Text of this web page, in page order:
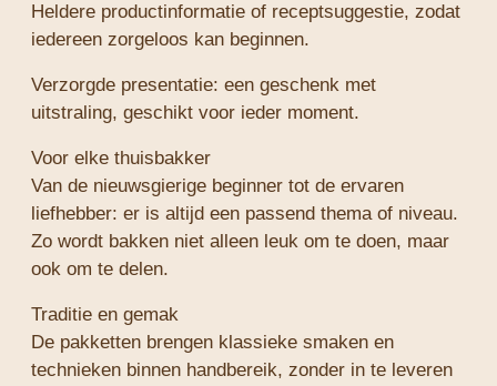
Heldere productinformatie of receptsuggestie, zodat
iedereen zorgeloos kan beginnen.
Verzorgde presentatie: een geschenk met
uitstraling, geschikt voor ieder moment.
Voor elke thuisbakker
Van de nieuwsgierige beginner tot de ervaren
liefhebber: er is altijd een passend thema of niveau.
Zo wordt bakken niet alleen leuk om te doen, maar
ook om te delen.
Traditie en gemak
De pakketten brengen klassieke smaken en
technieken binnen handbereik, zonder in te leveren